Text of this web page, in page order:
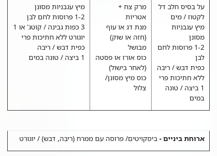
על בסיס חלב דל
לקטוז / מים
מיץ עגבניות
מסונן
1-2 פרוסות לחם
לבן
כפית דבש / ריבה
ללא חתיכות פרי
1 ביצה / טונה
במים
מרק צח +
אטריות
מנת דג או עוף
(חזה או שוק)
מבושל
כוס אורז או פסטה
(לאחר בישול)
כוס מיץ מסונן/
צלול
מיץ עגבניות מסונן
1-2 פרוסות לחם לבן
3 כפות גבינה / קוטג' או 1
יוגורט ללא חתיכות פרי
כפית דבש / ריבה
1 ביצה / טונה במים
ארוחת ביניים- ביסקויטים/ פרוסה עם ממרח (ריבה, דבש) / יוגורט